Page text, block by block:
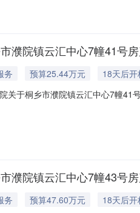
濮院镇云汇中心7幢41号
务 预算25.44万元
18天后开
关于桐乡市濮院镇云汇中心7幢
的：桐乡市濮院镇云汇中心7幢
濮院镇云汇中心7幢43号
务 预算47.60万元
18天后开